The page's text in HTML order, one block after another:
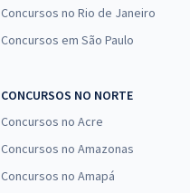
Concursos no Rio de Janeiro
Concursos em São Paulo
CONCURSOS NO NORTE
Concursos no Acre
Concursos no Amazonas
Concursos no Amapá